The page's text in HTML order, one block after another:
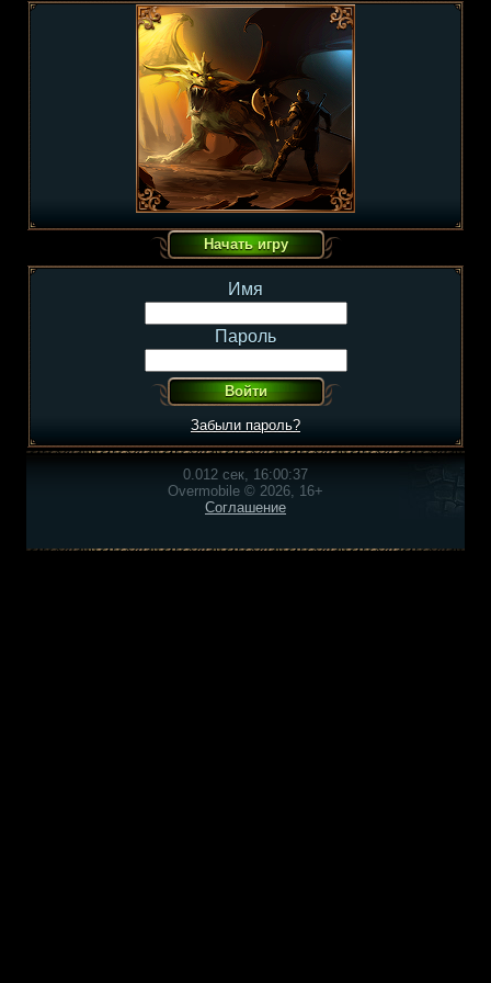
Имя
Пароль
Забыли пароль?
0.012 сек, 16:00:37
Overmobile © 2026, 16+
Соглашение